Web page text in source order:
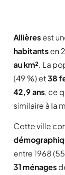
Allièresest
habitantsen
au km². La
(49 %) et38
42,9 ans, ce
similaire à la
Cette ville
entre 1968
31 ménages